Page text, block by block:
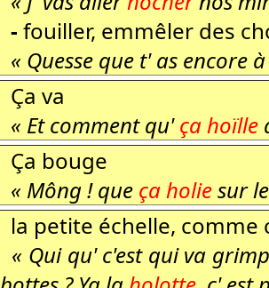
- fouiller, emmêler des
« Quesse que t' as encore
Ça va
« Et comment qu'ça hoïlle
Ça bouge
« Mông ! que ça holiesur
la petite échelle, comme
« Qui qu' c'est qui va